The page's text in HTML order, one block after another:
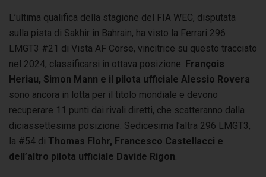
L’ultima qualifica della stagione del FIA WEC, disputata
sulla pista di Sakhir in Bahrain, ha visto la Ferrari 296
LMGT3 #21 di Vista AF Corse, vincitrice su questo tracciato
nel 2024, classificarsi in ottava posizione. François
Heriau, Simon Mann e il pilota ufficiale Alessio Rovera
sono ancora in lotta per il titolo mondiale e devono
recuperare 11 punti dai rivali diretti, che scatteranno dalla
diciassettesima posizione. Sedicesima l’altra 296 LMGT3,
la #54 di Thomas Flohr, Francesco Castellacci e
dell’altro pilota ufficiale Davide Rigon